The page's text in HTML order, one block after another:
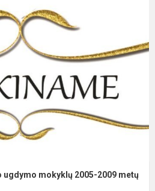
mokyklų 2005-2009 metų